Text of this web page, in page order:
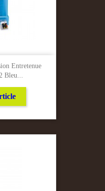
Entretenue
Bleu...